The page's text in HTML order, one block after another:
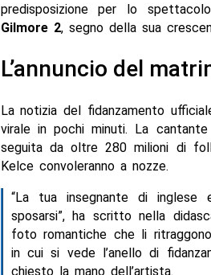
predisposizione per lo
Gilmore 2, segno della sua
L’annuncio del
La notizia del fidanzamento
virale in pochi minuti. La
seguita da oltre 280 milioni di
Kelce convoleranno a nozze.
“La tua insegnante di
sposarsi”, ha scritto nella
foto romantiche che li
in cui si vede l’anello di
chiesto la mano dell’artista.